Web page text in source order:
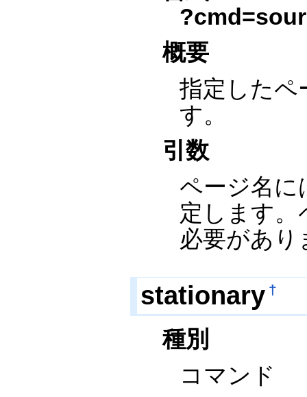
概要
指定したペ
す。
引数
ページ名に
定します
必要があり
stationary †
種別
コマンド